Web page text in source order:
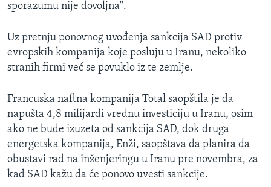
sporazumu nije dovoljna".
Uz pretnju ponovnog uvođenja sankcija SAD protiv
evropskih kompanija koje posluju u Iranu, nekoliko
stranih firmi već se povuklo iz te zemlje.
Francuska naftna kompanija Total saopštila je da
napušta 4,8 milijardi vrednu investiciju u Iranu, osim
ako ne bude izuzeta od sankcija SAD, dok druga
energetska kompanija, Enži, saopštava da planira da
obustavi rad na inženjeringu u Iranu pre novembra, za
kad SAD kažu da će ponovo uvesti sankcije.